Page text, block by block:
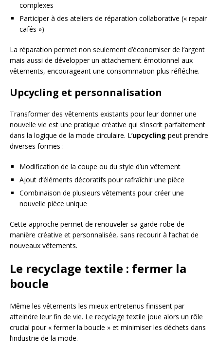
complexes
Participer à des ateliers de réparation collaborative (« repair
cafés »)
La réparation permet non seulement d’économiser de l’argent
mais aussi de développer un attachement émotionnel aux
vêtements, encourageant une consommation plus réfléchie.
Upcycling et personnalisation
Transformer des vêtements existants pour leur donner une
nouvelle vie est une pratique créative qui s’inscrit parfaitement
dans la logique de la mode circulaire. L’upcycling peut prendre
diverses formes :
Modification de la coupe ou du style d’un vêtement
Ajout d’éléments décoratifs pour rafraîchir une pièce
Combinaison de plusieurs vêtements pour créer une
nouvelle pièce unique
Cette approche permet de renouveler sa garde-robe de
manière créative et personnalisée, sans recourir à l’achat de
nouveaux vêtements.
Le recyclage textile : fermer la
boucle
Même les vêtements les mieux entretenus finissent par
atteindre leur fin de vie. Le recyclage textile joue alors un rôle
crucial pour « fermer la boucle » et minimiser les déchets dans
l’industrie de la mode.